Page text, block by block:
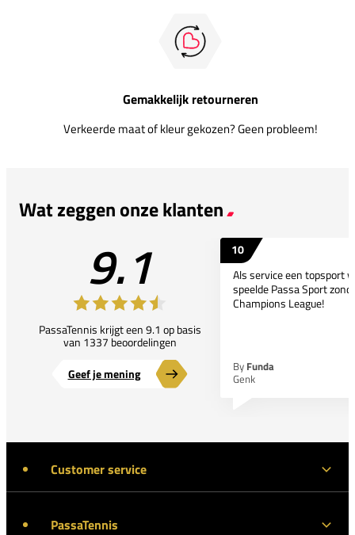
Gemakkelijk retourneren
Verkeerde maat of kleur gekozen? Geen probleem!
Wat zeggen onze klanten
9.1
PassaTennis krijgt een 9.1 op basis
van 1337 beoordelingen
Geef je mening
10
Als service een topsport
speelde Passa Sport
Champions League!
By Funda
Genk
Customer service
PassaTennis